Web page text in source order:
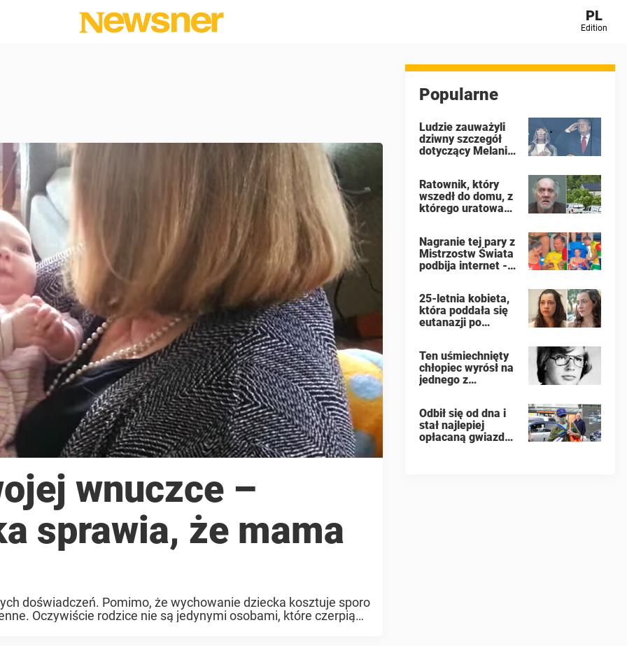
PL
Edition
wnuczce –
sprawia, że mama
doświadczeń. Pomimo, że wychowanie dziecka kosztuje sporo
Oczywiście rodzice nie są jedynymi osobami, które czerpią
Popularne
Ludzie zauważyli
dziwny szczegół
dotyczący Melanii
Świata FIFA
Ratownik, który
wszedł do domu, z
którego uratowano
zobaczył
Nagranie tej pary z
Mistrzostw Świata
podbija internet -
złożyła wniosek o
rozwód
25-letnia kobieta,
która poddała się
eutanazji po
ujawniła w swoim
dzienniku
nazwiska
Ten uśmiechnięty
chłopiec wyrósł na
jednego z
Odbił się od dna i
stał najlepiej
opłacaną gwiazdą